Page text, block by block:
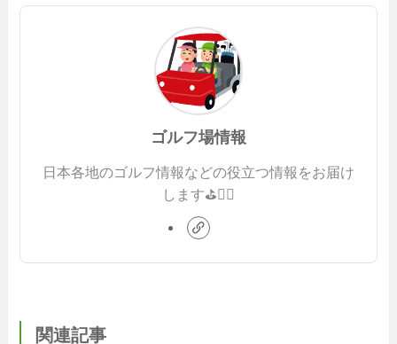
ゴルフ場情報
日本各地のゴルフ情報などの役立つ情報をお届け
します⛳️🏌️‍♂️
関連記事